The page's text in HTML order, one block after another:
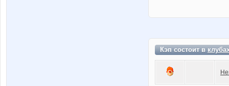
Кэп состоит в